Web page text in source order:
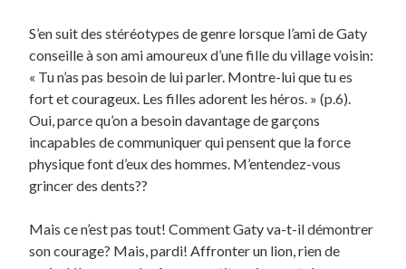
S’en suit des stéréotypes de genre lorsque l’ami de Gaty
conseille à son ami amoureux d’une fille du village voisin:
« Tu n’as pas besoin de lui parler. Montre-lui que tu es
fort et courageux. Les filles adorent les héros. » (p.6).
Oui, parce qu’on a besoin davantage de garçons
incapables de communiquer qui pensent que la force
physique font d’eux des hommes. M’entendez-vous
grincer des dents??
Mais ce n’est pas tout! Comment Gaty va-t-il démontrer
son courage? Mais, pardi! Affronter un lion, rien de